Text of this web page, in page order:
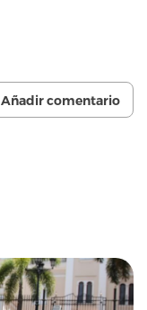
Añadir comentario